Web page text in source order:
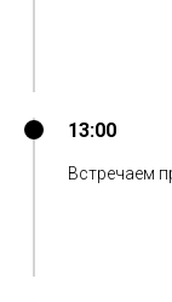
13:00
Встречаем